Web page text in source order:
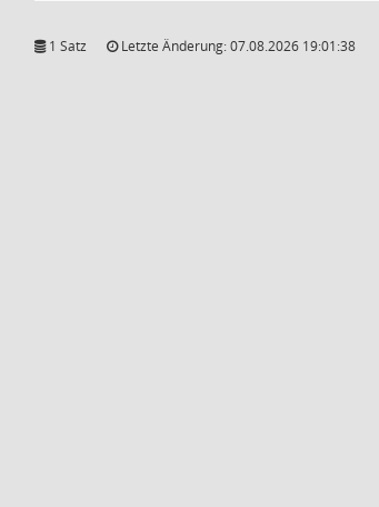
1 Satz Letzte Änderung: 07.08.2026 19:01:38